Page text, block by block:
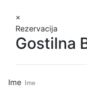
×
Rezervacija
Gostilna
Ime